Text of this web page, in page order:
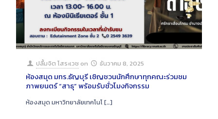
ปลื้มจิต โสระเวช on ธันวาคม 8, 2025
ห้องสมุด มทร.ธัญบุรี เชิญชวนนักศึกษาทุกคณะร่วมชม
ภาพยนตร์ “สาธุ” พร้อมรับชั่วโมงกิจกรรม
ห้องสมุด มหาวิทยาลัยเทคโนโ […]